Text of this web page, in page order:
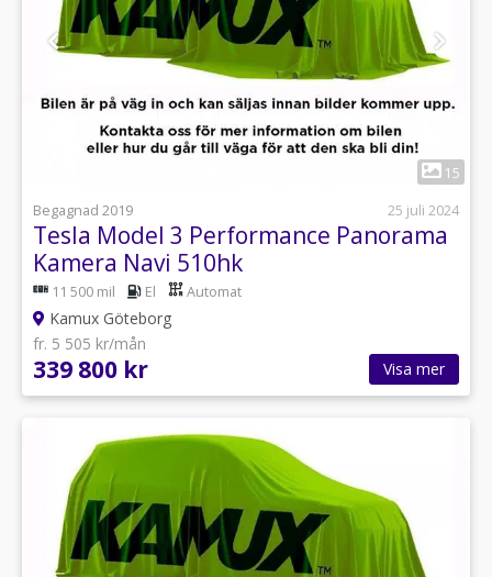
15
Begagnad 2019
25 juli 2024
Tesla Model 3 Performance Panorama
Kamera Navi 510hk
11 500 mil El Automat
Kamux Göteborg
fr. 5 505 kr/mån
339 800 kr Visa mer